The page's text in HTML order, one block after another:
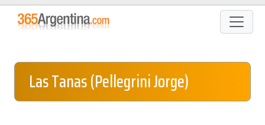
Las Tanas (Pellegrini Jorge)